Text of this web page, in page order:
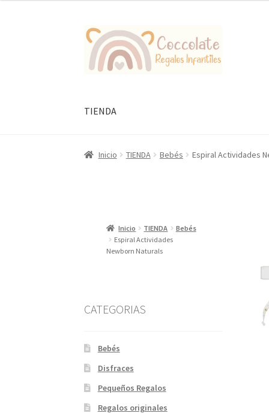
Ir
la
Ir
al
contenido
TIENDA
Inicio TIENDA Bebés Espiral Actividades
Inicio TIENDA
Bebés
Espiral Actividades
Newborn Naturals
CATEGORIAS
Bebés
Disfraces
Pequeños Regalos
Regalos originales